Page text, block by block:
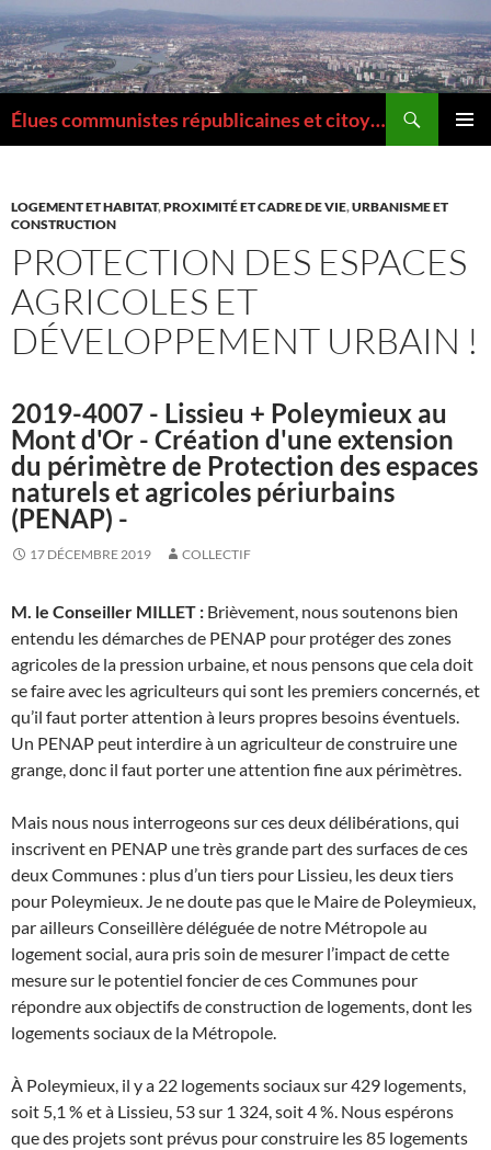
Aller
au
contenu
Élues communistes républicaines et citoyennes de la Métropole de Lyon
LOGEMENT ET HABITAT,PROXIMITÉ ET CADRE DE VIE,URBANISME ET
CONSTRUCTION
PROTECTION DES ESPACES
AGRICOLES ET
DÉVELOPPEMENT URBAIN !
2019-4007 - Lissieu + Poleymieux au
Mont d'Or - Création d'une extension
du périmètre de Protection des espaces
naturels et agricoles périurbains
(PENAP) -
17 DÉCEMBRE 2019 COLLECTIF
M. le Conseiller MILLET : Brièvement, nous soutenons bien
entendu les démarches de PENAP pour protéger des zones
agricoles de la pression urbaine, et nous pensons que cela doit
se faire avec les agriculteurs qui sont les premiers concernés, et
qu’il faut porter attention à leurs propres besoins éventuels.
Un PENAP peut interdire à un agriculteur de construire une
grange, donc il faut porter une attention fine aux périmètres.
Mais nous nous interrogeons sur ces deux délibérations, qui
inscrivent en PENAP une très grande part des surfaces de ces
deux Communes : plus d’un tiers pour Lissieu, les deux tiers
pour Poleymieux. Je ne doute pas que le Maire de Poleymieux,
par ailleurs Conseillère déléguée de notre Métropole au
logement social, aura pris soin de mesurer l’impact de cette
mesure sur le potentiel foncier de ces Communes pour
répondre aux objectifs de construction de logements, dont les
logements sociaux de la Métropole.
À Poleymieux, il y a 22 logements sociaux sur 429 logements,
soit 5,1 % et à Lissieu, 53 sur 1 324, soit 4 %. Nous espérons
que des projets sont prévus pour construire les 85 logements